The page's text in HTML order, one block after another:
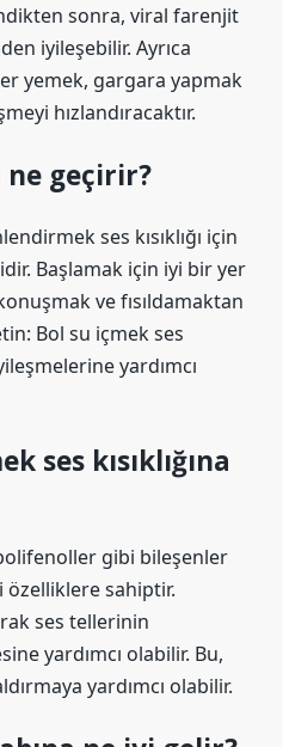
sonra, viral farenjit
iyileşebilir. Ayrıca
yemek, gargara yapmak
hızlandıracaktır.
ne geçirir?
ses kısıklığı için
Başlamak için iyi bir yer
ve fısıldamaktan
Bol su içmek ses
yardımcı
ses kısıklığına
gibi bileşenler
sahiptir.
ses tellerinin
yardımcı olabilir. Bu,
yardımcı olabilir.